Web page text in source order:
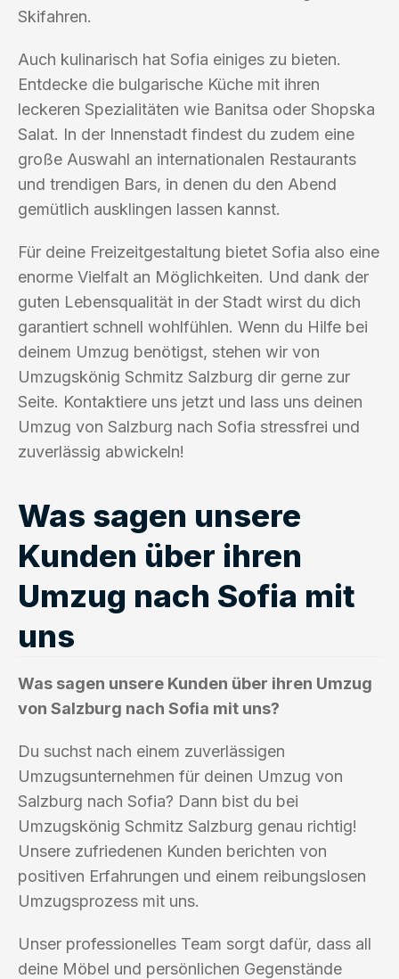
Skifahren.
Auch kulinarisch hat Sofia einiges zu bieten.
Entdecke die bulgarische Küche mit ihren
leckeren Spezialitäten wie Banitsa oder Shopska
Salat. In der Innenstadt findest du zudem eine
große Auswahl an internationalen Restaurants
und trendigen Bars, in denen du den Abend
gemütlich ausklingen lassen kannst.
Für deine Freizeitgestaltung bietet Sofia also eine
enorme Vielfalt an Möglichkeiten. Und dank der
guten Lebensqualität in der Stadt wirst du dich
garantiert schnell wohlfühlen. Wenn du Hilfe bei
deinem Umzug benötigst, stehen wir von
Umzugskönig Schmitz Salzburg dir gerne zur
Seite. Kontaktiere uns jetzt und lass uns deinen
Umzug von Salzburg nach Sofia stressfrei und
zuverlässig abwickeln!
Was sagen unsere
Kunden über ihren
Umzug nach Sofia mit
uns
Was sagen unsere Kunden über ihren Umzug
von Salzburg nach Sofia mit uns?
Du suchst nach einem zuverlässigen
Umzugsunternehmen für deinen Umzug von
Salzburg nach Sofia? Dann bist du bei
Umzugskönig Schmitz Salzburg genau richtig!
Unsere zufriedenen Kunden berichten von
positiven Erfahrungen und einem reibungslosen
Umzugsprozess mit uns.
Unser professionelles Team sorgt dafür, dass all
deine Möbel und persönlichen Gegenstände